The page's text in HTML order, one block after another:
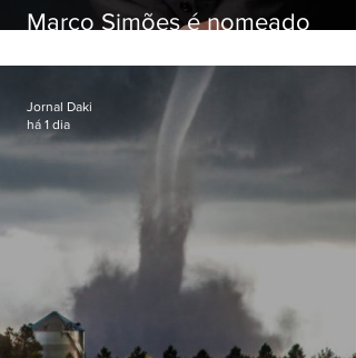
Marco Simões é nomeado
Jornal Daki
há 1 dia